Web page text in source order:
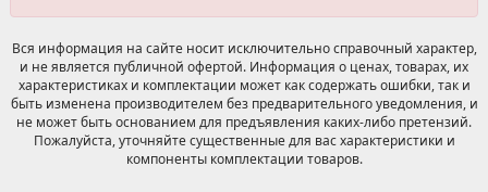
Вся информация на сайте носит исключительно справочный характер,
и не является публичной офертой. Информация о ценах, товарах, их
характеристиках и комплектации может как содержать ошибки, так и
быть изменена производителем без предварительного уведомления, и
не может быть основанием для предъявления каких-либо претензий.
Пожалуйста, уточняйте существенные для вас характеристики и
компоненты комплектации товаров.